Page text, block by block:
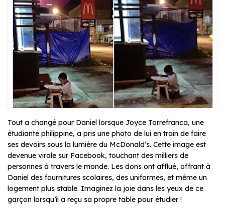
Tout a changé pour Daniel lorsque Joyce Torrefranca, une
étudiante philippine, a pris une photo de lui en train de faire
ses devoirs sous la lumière du McDonald’s. Cette image est
devenue virale sur Facebook, touchant des milliers de
personnes à travers le monde. Les dons ont afflué, offrant à
Daniel des fournitures scolaires, des uniformes, et même un
logement plus stable. Imaginez la joie dans les yeux de ce
garçon lorsqu’il a reçu sa propre table pour étudier !